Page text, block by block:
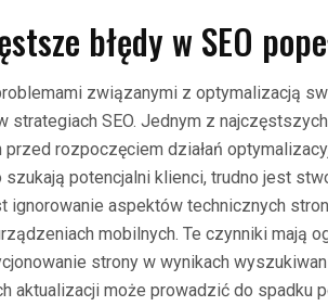
błędy w SEO
związanymi z optymalizacją
strategiach SEO. Jednym z
rozpoczęciem działań
potencjalni klienci, trudno jest
ignorowanie aspektów technicznych
mobilnych. Te czynniki mają
strony w wynikach
aktualizacji może prowadzić do spadku